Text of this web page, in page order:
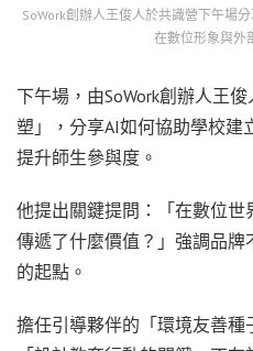
SoWork創辦人王俊人於共識營下午場
在數位形象與外
下午場，由SoWork創辦人王
塑」，分享AI如何協助學校建
提升師生參與度。
他提出關鍵提問：「在數位
傳遞了什麼價值？」強調品
的起點。
擔任引導夥伴的「環境友善種